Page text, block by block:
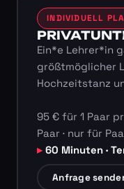
INDIVIDUELL
Ein*e Lehrer*in
größtmöglicher
Hochzeitstanz
95 € für 1 Paar
Paar · nur für
60 Minuten ·
Anfrage